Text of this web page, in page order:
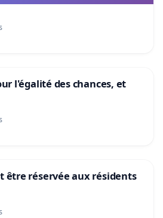
l'égalité des chances, et
être réservée aux résidents